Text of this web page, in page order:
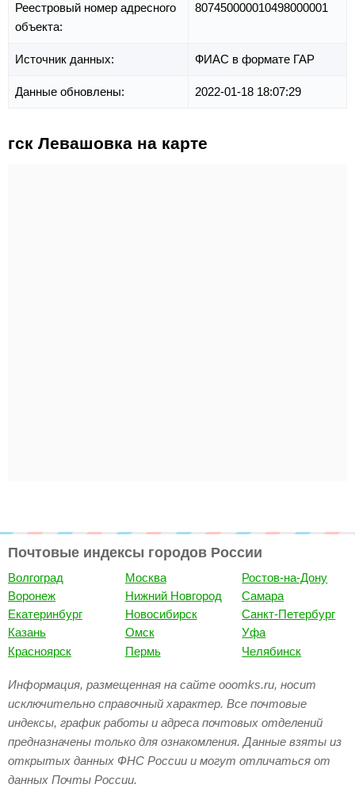
Реестровый номер адресного
объекта:
807450000010498000001
Источник данных: ФИАС в формате ГАР
Данные обновлены: 2022-01-18 18:07:29
гск Левашовка на карте
Почтовые индексы городов России
Волгоград
Воронеж
Екатеринбург
Казань
Красноярск
Москва
Нижний Новгород
Новосибирск
Омск
Пермь
Ростов-на-Дону
Самара
Санкт-Петербург
Уфа
Челябинск
Информация, размещенная на сайте ooomks.ru, носит
исключительно справочный характер. Все почтовые
индексы, график работы и адреса почтовых отделений
предназначены только для ознакомления. Данные взяты из
открытых данных ФНС России и могут отличаться от
данных Почты России.